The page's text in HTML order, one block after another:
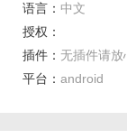
1、凭借自身的丰
例如花园城堡等
2、此构筑出心中
语言： 中文
授权：
插件： 无插件请放
平台： android